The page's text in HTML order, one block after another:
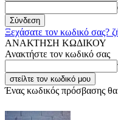
Ξεχάσατε τον κωδικό σας?
ΑΝΑΚΤΗΣΗ ΚΩΔΙΚΟΥ
Ανακτήστε τον κωδικό σας
Ένας κωδικός πρόσβασης